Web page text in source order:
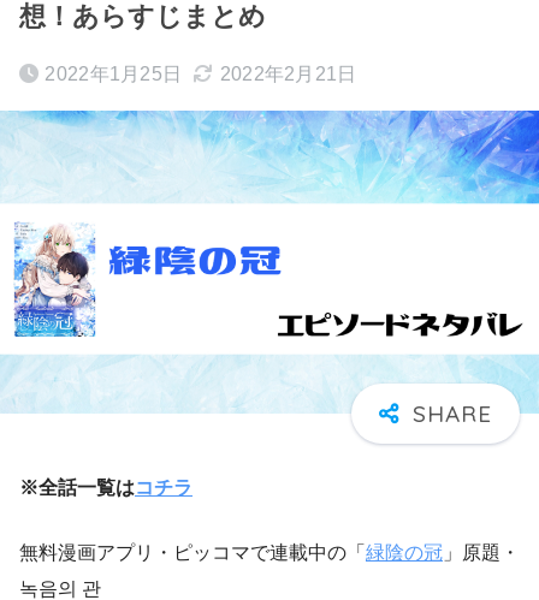
想！あらすじまとめ
2022年1月25日 2022年2月21日
※全話一覧はコチラ
無料漫画アプリ・ピッコマで連載中の「 緑陰の冠 」原題・
녹음의 관